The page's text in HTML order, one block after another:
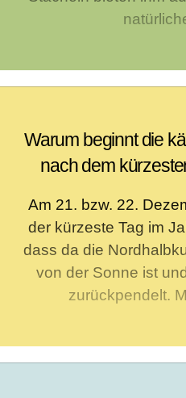
Warum beginnt die
nach dem
Am 21. bzw. 22.
der kürzeste Tag im
dass da die
von der Sonne ist
zurückpendelt.